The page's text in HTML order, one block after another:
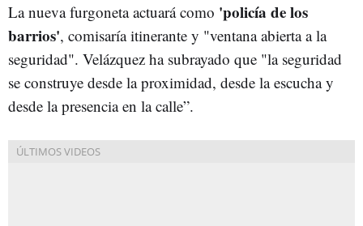
La nueva furgoneta actuará como 'policía de los
barrios', comisaría itinerante y "ventana abierta a la
seguridad". Velázquez ha subrayado que "la seguridad
se construye desde la proximidad, desde la escucha y
desde la presencia en la calle”.